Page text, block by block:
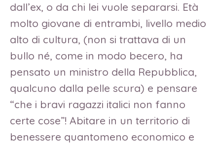
dall’ex, o da chi lei vuole separarsi. Età
molto giovane di entrambi, livello medio
alto di cultura, (non si trattava di un
bullo né, come in modo becero, ha
pensato un ministro della Repubblica,
qualcuno dalla pelle scura) e pensare
“che i bravi ragazzi italici non fanno
certe cose”! Abitare in un territorio di
benessere quantomeno economico e